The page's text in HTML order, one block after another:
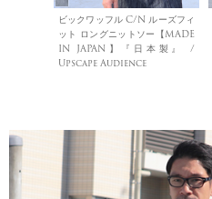
ビックワッフル C/N ルーズフィ
ット ロングニットソー【MADE
IN JAPAN】『日本製』 /
Upscape Audience